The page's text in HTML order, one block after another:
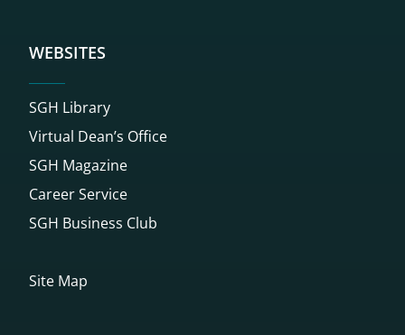
WEBSITES
SGH Library
Virtual Dean’s Office
SGH Magazine
Career Service
SGH Business Club
Site Map